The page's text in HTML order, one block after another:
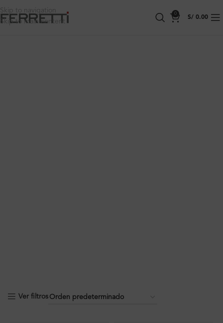
Skip to navigation
Skip to main content
0
S/ 0.00
Ver filtros